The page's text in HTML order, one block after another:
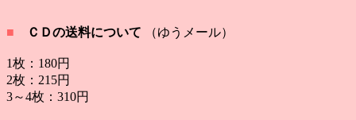
■ ＣＤの送料について （ゆうメール）
1枚：180円
2枚：215円
3～4枚：310円